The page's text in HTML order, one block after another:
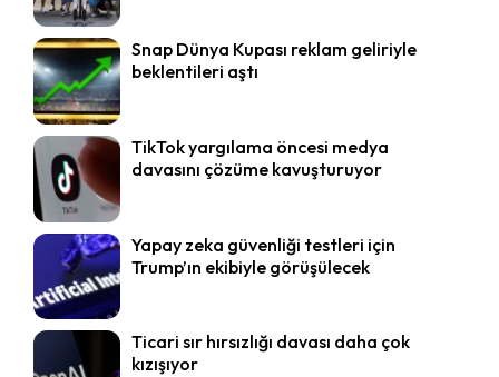
Snap Dünya Kupası reklam geliriyle
beklentileri aştı
TikTok yargılama öncesi medya
davasını çözüme kavuşturuyor
Yapay zeka güvenliği testleri için
Trump’ın ekibiyle görüşülecek
Ticari sır hırsızlığı davası daha çok
kızışıyor